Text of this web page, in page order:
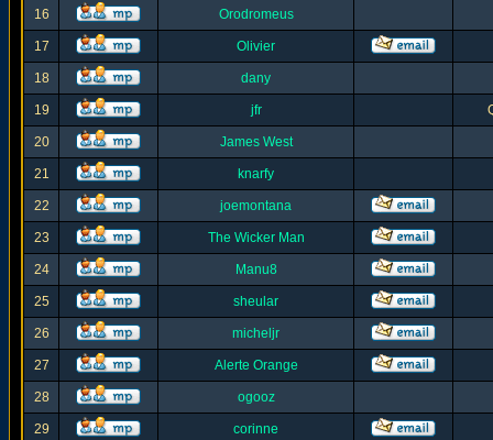
16 Orodromeus
17 Olivier
18 dany
19 jfr
20 James West
21 knarfy
22 joemontana
23 The Wicker Man
24 Manu8
25 sheular
26 micheljr
27 Alerte Orange
28 ogooz
29 corinne